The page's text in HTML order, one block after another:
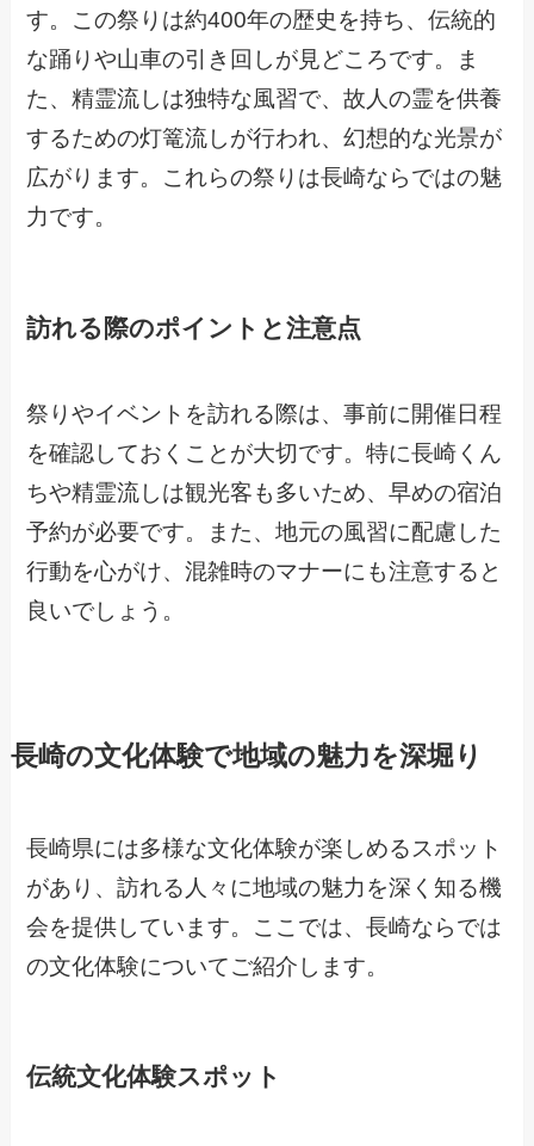
す。この祭りは約400年の歴史を持ち、伝統的
な踊りや山車の引き回しが見どころです。ま
た、精霊流しは独特な風習で、故人の霊を供養
するための灯篭流しが行われ、幻想的な光景が
広がります。これらの祭りは長崎ならではの魅
力です。
訪れる際のポイントと注意点
祭りやイベントを訪れる際は、事前に開催日程
を確認しておくことが大切です。特に長崎くん
ちや精霊流しは観光客も多いため、早めの宿泊
予約が必要です。また、地元の風習に配慮した
行動を心がけ、混雑時のマナーにも注意すると
良いでしょう。
長崎の文化体験で地域の魅力を深堀り
長崎県には多様な文化体験が楽しめるスポット
があり、訪れる人々に地域の魅力を深く知る機
会を提供しています。ここでは、長崎ならでは
の文化体験についてご紹介します。
伝統文化体験スポット